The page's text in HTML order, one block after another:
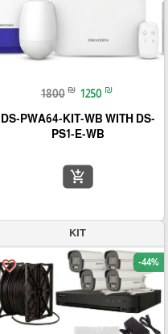
1800 ₪ 1250 ₪
DS-PWA64-KIT-WB WITH DS-
PS1-E-WB
add_shopping_cart
KIT
favorite_border -44%